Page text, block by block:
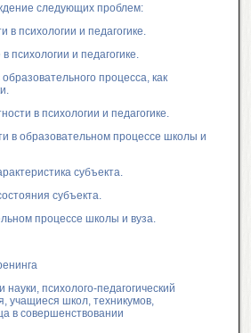
следующих проблем:
в психологии и педагогике.
психологии и педагогике.
процесса, как
в психологии и педагогике.
в образовательном процессе школы и
субъекта.
субъекта.
процессе школы и вуза.
психолого-педагогический
учащиеся школ, техникумов,
в совершенствовании